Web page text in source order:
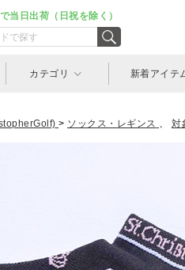
当日出荷（日祝を除く）
カテゴリ 新着アイテ
> ソックス・レギンス 、 対